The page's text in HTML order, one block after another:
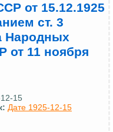
от 15.12.1925
ст. 3
Народных
от 11 ноября
15
Дате 1925-12-15